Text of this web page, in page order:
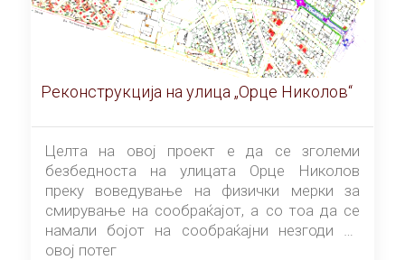
Реконструкција на улица „Орце Николов“
Целта на овој проект е да се зголеми
безбедноста на улицата Орце Николов
преку воведување на физички мерки за
смирување на сообраќајот, а со тоа да се
намали бојот на сообраќајни незгоди на
овој потег